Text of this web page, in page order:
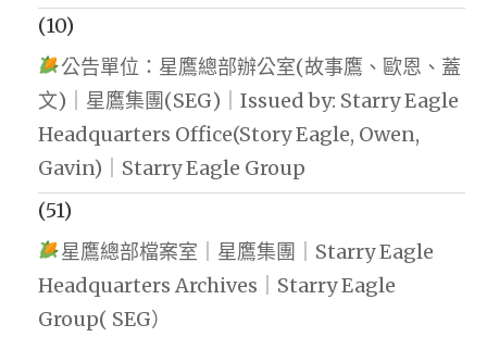
(10)
公告單位：星鷹總部辦公室(故事鷹、歐恩、蓋
文)｜星鷹集團(SEG)｜Issued by: Starry Eagle
Headquarters Office(Story Eagle, Owen,
Gavin)｜Starry Eagle Group
(51)
星鷹總部檔案室｜星鷹集團｜Starry Eagle
Headquarters Archives｜Starry Eagle
Group( SEG）